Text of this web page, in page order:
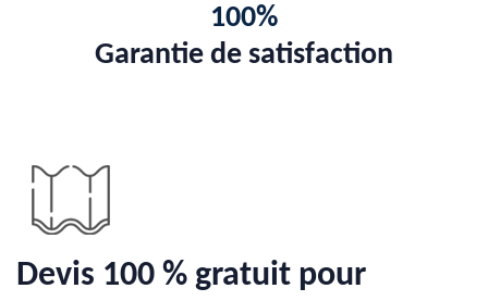
100%
Garantie de satisfaction
Devis 100 % gratuit pour